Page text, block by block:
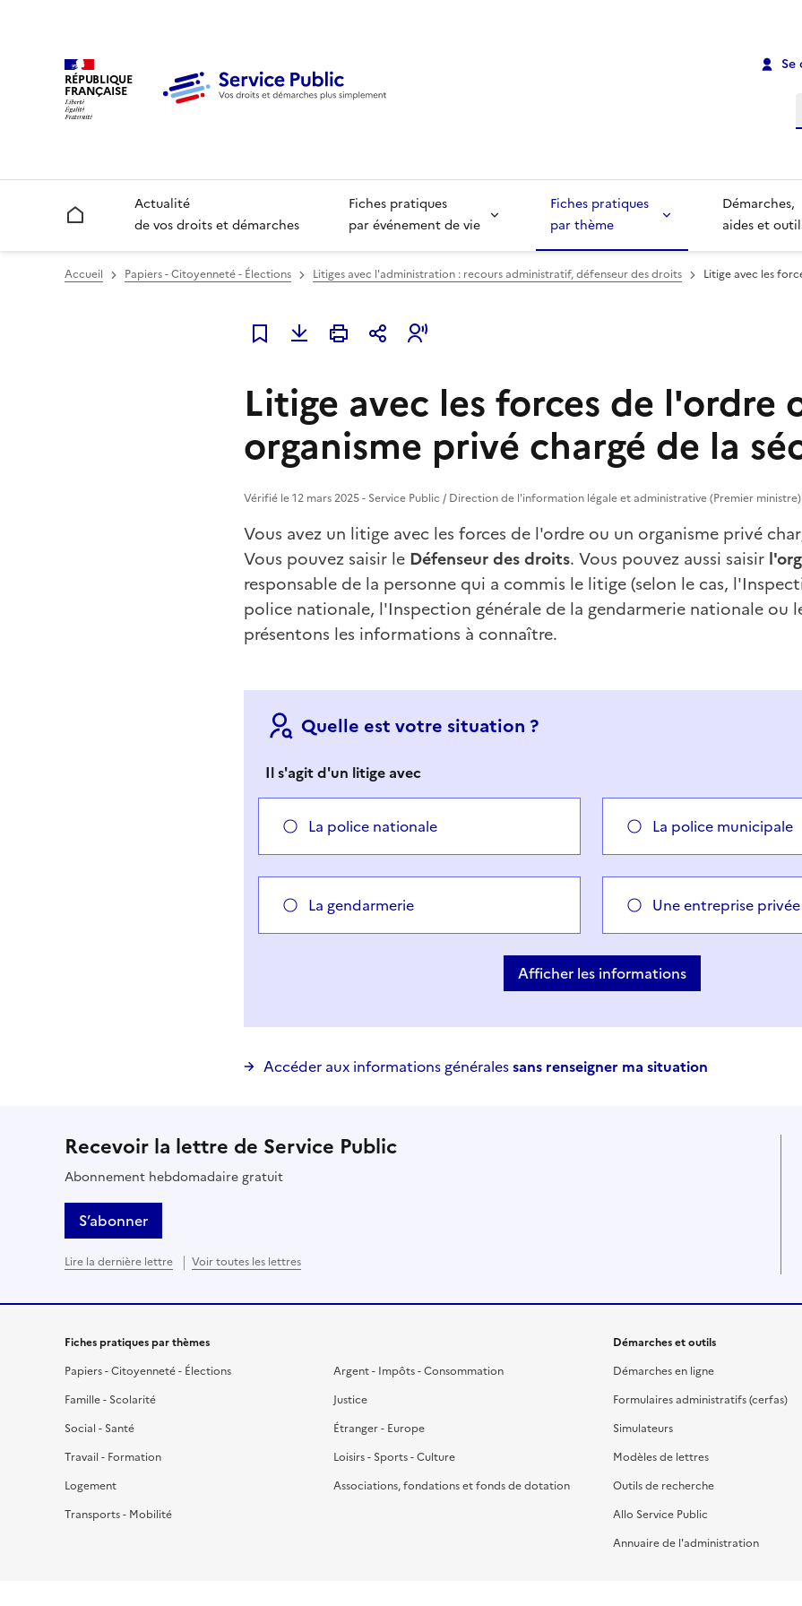
RÉPUBLIQUE
FRANÇAISE
Accueil
Actualité
de vos droits et démarches
Fiches pratiques
par événement de vie
Fiches pratiques
par thème
Démarches,
aides et
Accueil Papiers - Citoyenneté - Élections Litiges avec l'administration : recours administratif, défenseur des droits Litige avec les
Ajouter à mes favoris
Litige avec les forces de l'ordre
organisme privé chargé de la
Vérifié le 12 mars 2025 - Service Public / Direction de l'information légale et administrative (Premier ministre)
Vous avez un litige avec les forces de l'ordre ou un organisme privé
Vous pouvez saisir le Défenseur des droits. Vous pouvez aussi saisir
responsable de la personne qui a commis le litige (selon le cas,
police nationale, l'Inspection générale de la gendarmerie nationale ou
présentons les informations à connaître.
Quelle est votre situation ?
Il s'agit d'un litige avec
La police nationale La police municipale
La gendarmerie Une entreprise
Afficher les informations
Accéder aux informations généralessans renseigner ma situation
Recevoir la lettre de Service Public
Abonnement hebdomadaire gratuit
S’abonner
Lire la dernière lettre Voir toutes les lettres
Fiches pratiques par thèmes
Papiers - Citoyenneté - Élections
Famille - Scolarité
Social - Santé
Travail - Formation
Logement
Transports - Mobilité
Argent - Impôts - Consommation
Justice
Étranger - Europe
Loisirs - Sports - Culture
Associations, fondations et fonds de dotation
Démarches et outils
Démarches en ligne
Formulaires administratifs (cerfas)
Simulateurs
Modèles de lettres
Outils de recherche
Allo Service Public
Annuaire de l'administration